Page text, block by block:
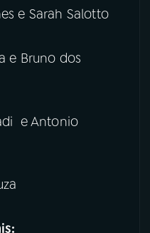
e Sarah Salotto
e Bruno dos
e Antonio